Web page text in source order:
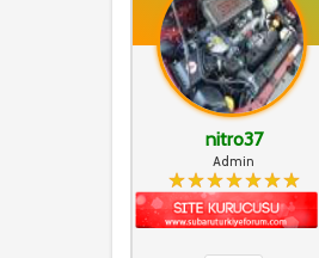
nitro37
Admin